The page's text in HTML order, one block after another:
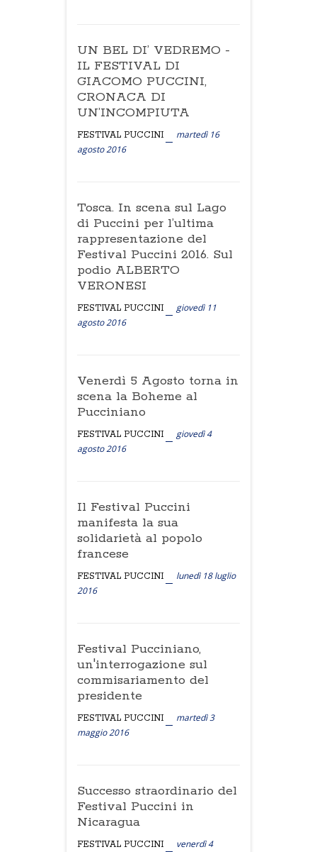
UN BEL DI’ VEDREMO -
IL FESTIVAL DI
GIACOMO PUCCINI,
CRONACA DI
UN’INCOMPIUTA
FESTIVAL PUCCINI
martedì 16
agosto 2016
Tosca. In scena sul Lago
di Puccini per l’ultima
rappresentazione del
Festival Puccini 2016. Sul
podio ALBERTO
VERONESI
FESTIVAL PUCCINI
giovedì 11
agosto 2016
Venerdì 5 Agosto torna in
scena la Boheme al
Pucciniano
FESTIVAL PUCCINI
giovedì 4
agosto 2016
Il Festival Puccini
manifesta la sua
solidarietà al popolo
francese
FESTIVAL PUCCINI
lunedì 18 luglio
2016
Festival Pucciniano,
un'interrogazione sul
commisariamento del
presidente
FESTIVAL PUCCINI
martedì 3
maggio 2016
Successo straordinario del
Festival Puccini in
Nicaragua
FESTIVAL PUCCINI
venerdì 4